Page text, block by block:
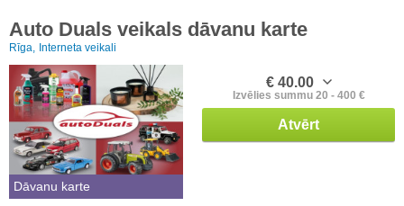
Auto Duals veikals dāvanu karte
Rīga, Interneta veikali
Dāvanu karte
€ 40.00
Izvēlies summu 20 - 400 €
Atvērt